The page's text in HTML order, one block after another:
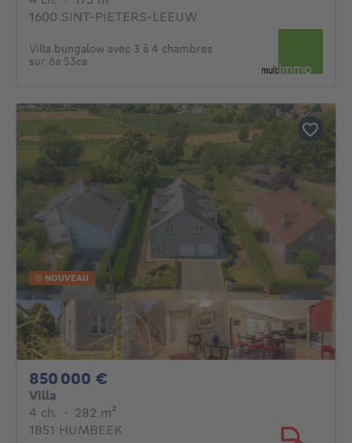
1600 SINT-PIETERS-LEEUW
Villa bungalow avec 3 à 4 chambres
sur 6a 53ca
NOUVEAU
850 000 €
Villa
4 ch. 4 chambres
· 282 m²
1851 HUMBEEK